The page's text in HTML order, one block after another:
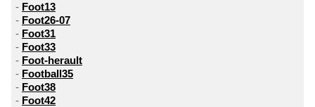
- Foot13
- Foot26-07
- Foot31
- Foot33
- Foot-herault
- Football35
- Foot38
- Foot42